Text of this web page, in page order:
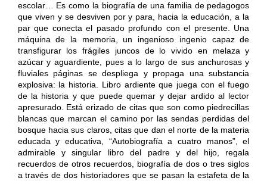
escolar… Es como la biografía de una familia de pedagogos
que viven y se desviven por y para, hacia la educación, a la
par que conecta el pasado profundo con el presente. Una
máquina de la memoria, un ingenioso ingenio capaz de
transfigurar los frágiles juncos de lo vivido en melaza y
azúcar y aguardiente, pues a lo largo de sus anchurosas y
fluviales páginas se despliega y propaga una substancia
explosiva: la historia. Libro ardiente que juega con el fuego
de la historia y que puede quemar y dejar ardido al lector
apresurado. Está erizado de citas que son como piedrecillas
blancas que marcan el camino por las sendas perdidas del
bosque hacia sus claros, citas que dan el norte de la materia
educada y educativa, “Autobiografía a cuatro manos”, el
admirable y singular libro del padre y del hijo, regala
recuerdos de otros recuerdos, biografía de dos o tres siglos
a través de dos historiadores que se pasan la estafeta de la